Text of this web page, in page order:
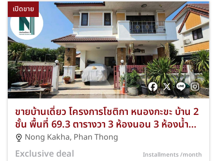
เปิดขาย
ขายบ้านเดี่ยว โครงการโชติกา หนองกะขะ บ้าน 2
ชั้น พื้นที่ 69.3 ตารางวา 3 ห้องนอน 3 ห้องน้ำ
จอดรถได้ 1 คัน ทำเลหนองกะขะ-เทศบาล ซ.5
ฟรีแอร์ 4 เครื่อง NKA-64-447
Nong Kakha, Phan Thong
Exclusive deal Installments/month